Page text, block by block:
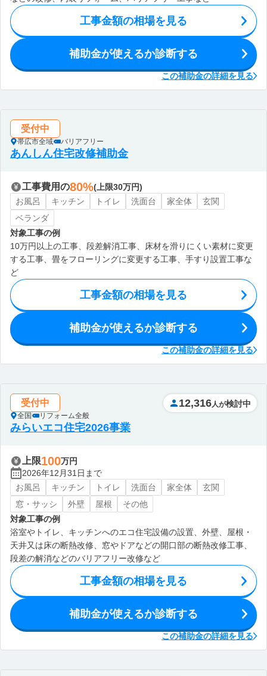
工事金額の相場を見る
補助金が使えるか診断する
この補助金の詳細を見る
受付中
帯広市全域 バリアフリー
あんしん住宅改修補助金
工事費用の80%(上限30万円)
お風呂
キッチン トイレ 洗面台 家全体
玄関
ベランダ
対象工事の例
10万円以上の工事、段差解消工事、床材を滑りにくい素材に変更
する工事、畳をフローリングに変更する工事、手すり設置工事な
ど
工事金額の相場を見る
補助金が使えるか診断する
この補助金の詳細を見る
受付中
全国 リフォーム全般
12,316 人が検討中
みらいエコ住宅2026事業
上限100万円
2026年12月31日まで
お風呂
キッチン トイレ 洗面台 家全体
玄関
窓・サッシ
外壁 屋根
その他
対象工事の例
浴室やトイレ、キッチンへのエコ住宅設備の設置、外壁、屋根・
天井又は床の断熱改修、窓やドアなどの開口部の断熱改修工事、
段差の解消などのバリアフリー改修など
工事金額の相場を見る
補助金が使えるか診断する
この補助金の詳細を見る